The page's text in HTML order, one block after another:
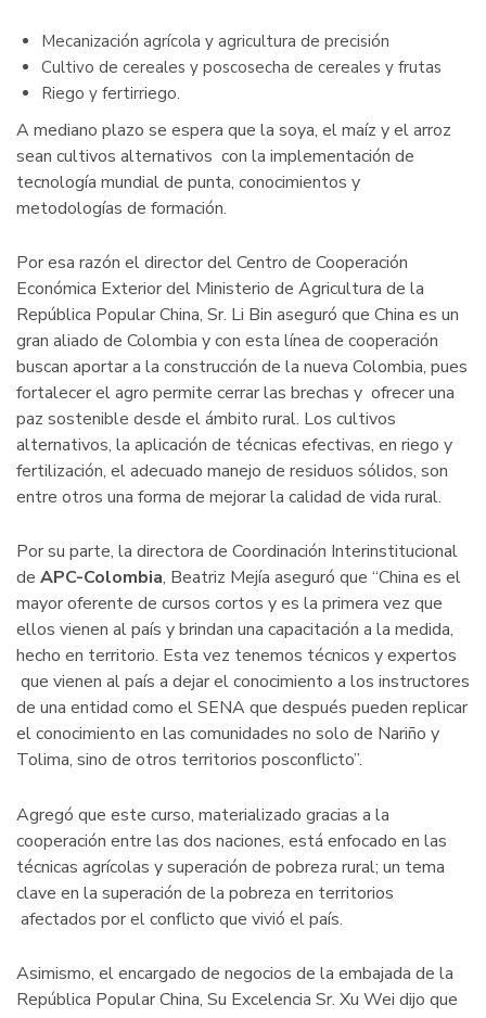
Mecanización agrícola y agricultura de precisión
Cultivo de cereales y poscosecha de cereales y frutas
Riego y fertirriego.
A mediano plazo se espera que la soya, el maíz y el arroz
sean cultivos alternativos con la implementación de
tecnología mundial de punta, conocimientos y
metodologías de formación.
Por esa razón el director del Centro de Cooperación
Económica Exterior del Ministerio de Agricultura de la
República Popular China, Sr. Li Bin aseguró que China es un
gran aliado de Colombia y con esta línea de cooperación
buscan aportar a la construcción de la nueva Colombia, pues
fortalecer el agro permite cerrar las brechas y ofrecer una
paz sostenible desde el ámbito rural. Los cultivos
alternativos, la aplicación de técnicas efectivas, en riego y
fertilización, el adecuado manejo de residuos sólidos, son
entre otros una forma de mejorar la calidad de vida rural.
Por su parte, la directora de Coordinación Interinstitucional
de APC-Colombia, Beatriz Mejía aseguró que “China es el
mayor oferente de cursos cortos y es la primera vez que
ellos vienen al país y brindan una capacitación a la medida,
hecho en territorio. Esta vez tenemos técnicos y expertos
que vienen al país a dejar el conocimiento a los instructores
de una entidad como el SENA que después pueden replicar
el conocimiento en las comunidades no solo de Nariño y
Tolima, sino de otros territorios posconflicto”.
Agregó que este curso, materializado gracias a la
cooperación entre las dos naciones, está enfocado en las
técnicas agrícolas y superación de pobreza rural; un tema
clave en la superación de la pobreza en territorios
afectados por el conflicto que vivió el país.
Asimismo, el encargado de negocios de la embajada de la
República Popular China, Su Excelencia Sr. Xu Wei dijo que